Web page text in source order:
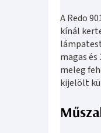
A Redo
kínál
magas
meleg
kijelölt